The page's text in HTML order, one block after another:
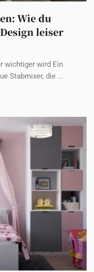
Wie du
leiser
wichtiger wird Ein
Stabmixer, die ...